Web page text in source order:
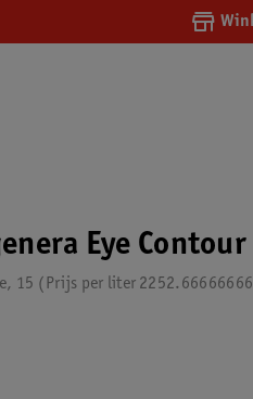
Eye
15 Prijs per liter